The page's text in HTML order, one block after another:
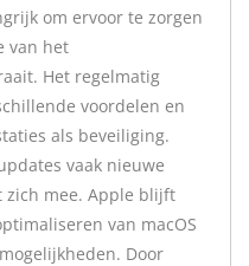
om ervoor te zorgen
van het
Het regelmatig
voordelen en
als beveiliging.
vaak nieuwe
mee. Apple blijft
van macOS
Door